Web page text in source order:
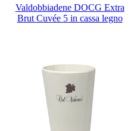
Valdobbiadene DOCG Extra
Brut Cuvée 5 in cassa legno